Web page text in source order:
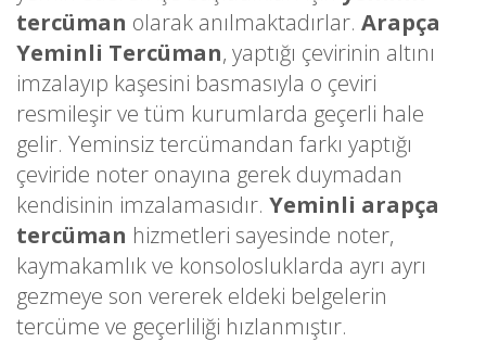
tercüman olarak anılmaktadırlar. Arapça
Yeminli Tercüman, yaptığı çevirinin altını
imzalayıp kaşesini basmasıyla o çeviri
resmileşir ve tüm kurumlarda geçerli hale
gelir. Yeminsiz tercümandan farkı yaptığı
çeviride noter onayına gerek duymadan
kendisinin imzalamasıdır. Yeminli arapça
tercüman hizmetleri sayesinde noter,
kaymakamlık ve konsolosluklarda ayrı ayrı
gezmeye son vererek eldeki belgelerin
tercüme ve geçerliliği hızlanmıştır.